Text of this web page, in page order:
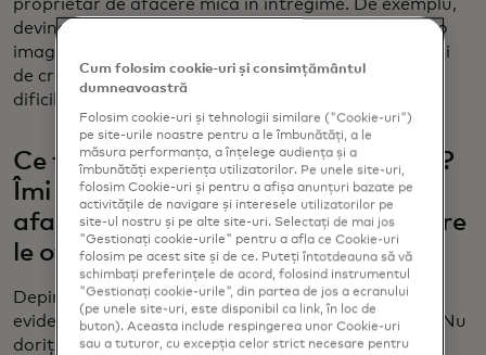
proprietar de afacere mică în întregime. De exemplu,
devine dificil pentru bănci și alte entități să obțină o
imagine clară a situației dvs. financiare și a bonității
de credit dacă vă amestecați fondurile. Nu le faceți
dificil să vă împrumute bani!
Ce facem pentru a gestiona inflația?
Îmi este dificil să concurez cu alte
afaceri și cu beneficiile variate pe care
le oferă.
Depinde de afacerea ta. Dacă deții inventar, atunci,
evident, gestionarea inventarului este importantă. Nu
doriți să rămâneți cu stocuri nevândute, ceea ce
Cum folosim cookie-uri și consimțământul
dumneavoastră
Folosim cookie-uri și tehnologii similare ("Cookie-uri")
pe site-urile noastre pentru a le îmbunătăți, a le
măsura performanța, a înțelege audiența și a
îmbunătăți experiența utilizatorilor. Pe unele site-uri,
folosim Cookie-uri și pentru a afișa anunțuri bazate pe
activitățile de navigare și interesele utilizatorilor pe
site-ul nostru și pe alte site-uri. Selectați de mai jos
"Gestionați cookie-urile" pentru a afla ce Cookie-uri
folosim pe acest site și de ce. Puteți întotdeauna să vă
schimbați preferințele de acord, folosind instrumentul
"Gestionați cookie-urile", din partea de jos a ecranului
(pe unele site-uri, este disponibil ca link, în loc de
buton). Aceasta include respingerea unor Cookie-uri
sau a tuturor, cu excepția celor strict necesare pentru